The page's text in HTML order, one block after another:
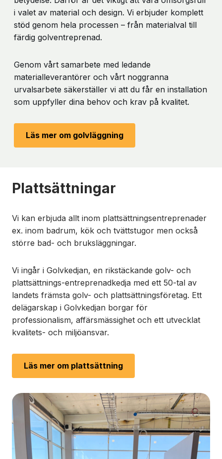
i valet av material och design. Vi erbjuder komplett
stöd genom hela processen – från materialval till
färdig golventreprenad.
Genom vårt samarbete med ledande
materialleverantörer och vårt noggranna
urvalsarbete säkerställer vi att du får en installation
som uppfyller dina behov och krav på kvalitet.
Läs mer om golvläggning
Plattsättningar
Vi kan erbjuda allt inom plattsättningsentreprenader
ex. inom badrum, kök och tvättstugor men också
större bad- och bruksläggningar.
Vi ingår i Golvkedjan, en rikstäckande golv- och
plattsättnings-entreprenadkedja med ett 50-tal av
landets främsta golv- och plattsättningsföretag. Ett
delägarskap i Golvkedjan borgar för
professionalism, affärsmässighet och ett utvecklat
kvalitets- och miljöansvar.
Läs mer om plattsättning